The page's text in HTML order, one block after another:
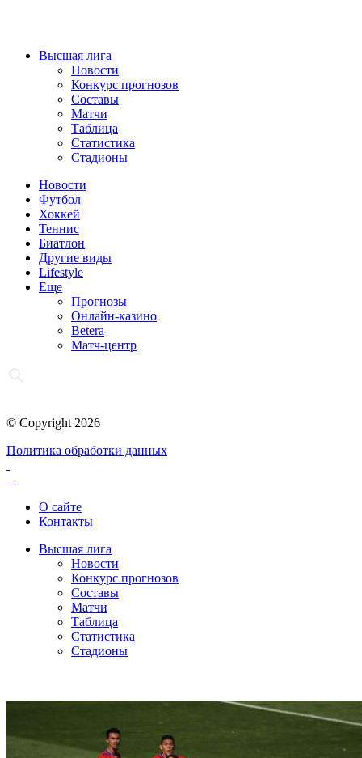
Высшая лига
Новости
Конкурс прогнозов
Составы
Матчи
Таблица
Статистика
Стадионы
Новости
Футбол
Хоккей
Теннис
Биатлон
Другие виды
Lifestyle
Еще
Прогнозы
Онлайн-казино
Betera
Матч-центр
© Copyright 2026
Политика обработки данных
О сайте
Контакты
Высшая лига
Новости
Конкурс прогнозов
Составы
Матчи
Таблица
Статистика
Стадионы